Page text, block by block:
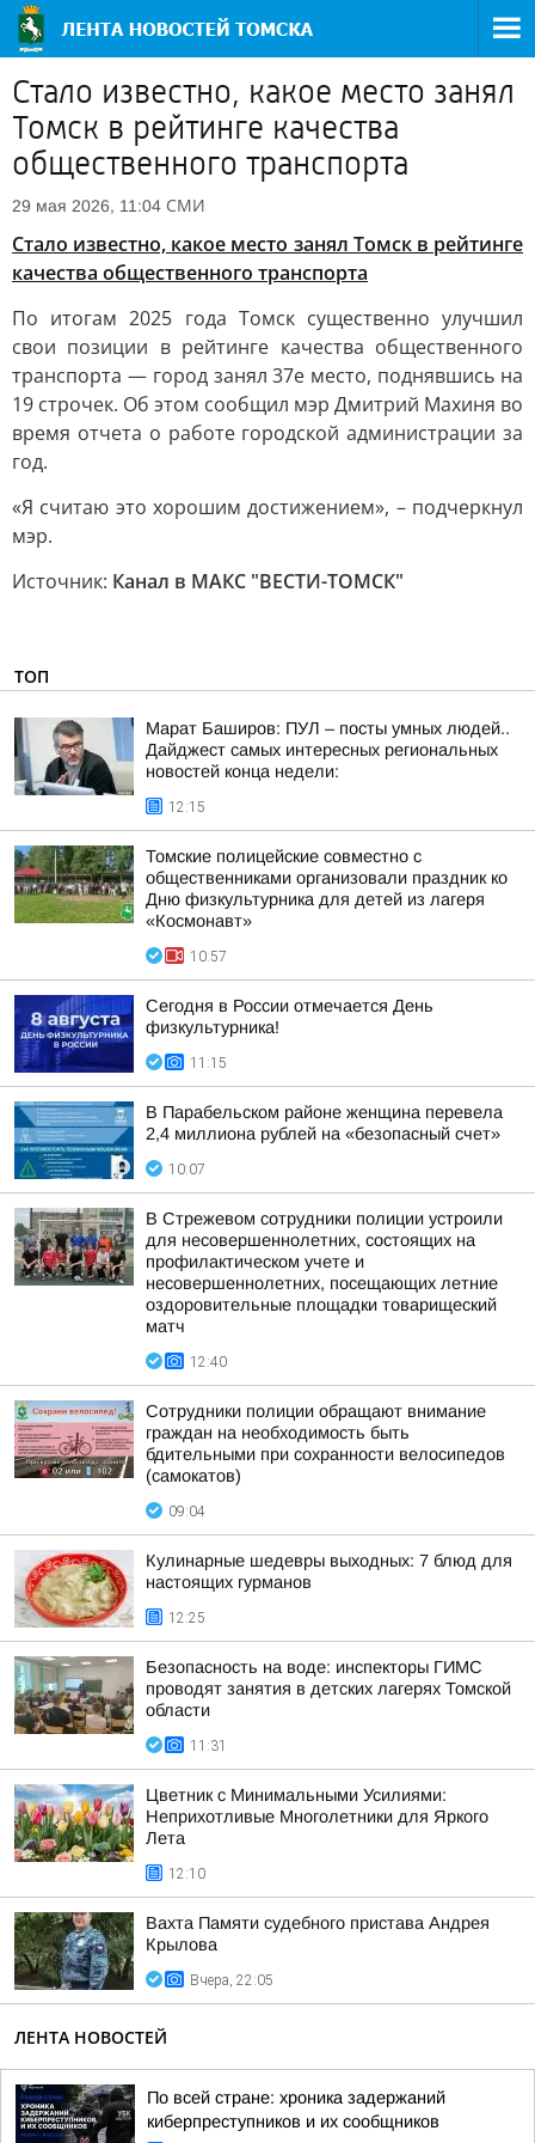
Стало известно, какое место занял
Томск в рейтинге качества
общественного транспорта
29 мая 2026, 11:04 СМИ
Стало известно, какое место занял Томск в рейтинге
качества общественного транспорта
По итогам 2025 года Томск существенно улучшил
свои позиции в рейтинге качества общественного
транспорта — город занял 37е место, поднявшись на
19 строчек. Об этом сообщил мэр Дмитрий Махиня во
время отчета о работе городской администрации за
год.
«Я считаю это хорошим достижением», – подчеркнул
мэр.
Источник: Канал в МАКС "ВЕСТИ-ТОМСК"
ТОП
Марат Баширов: ПУЛ – посты умных людей..
Дайджест самых интересных региональных
новостей конца недели:
12:15
Томские полицейские совместно с
общественниками организовали праздник ко
Дню физкультурника для детей из лагеря
«Космонавт»
10:57
Сегодня в России отмечается День
физкультурника!
11:15
В Парабельском районе женщина перевела
2,4 миллиона рублей на «безопасный счет»
10:07
В Стрежевом сотрудники полиции устроили
для несовершеннолетних, состоящих на
профилактическом учете и
несовершеннолетних, посещающих летние
оздоровительные площадки товарищеский
матч
12:40
Сотрудники полиции обращают внимание
граждан на необходимость быть
бдительными при сохранности велосипедов
(самокатов)
09:04
Кулинарные шедевры выходных: 7 блюд для
настоящих гурманов
12:25
Безопасность на воде: инспекторы ГИМС
проводят занятия в детских лагерях Томской
области
11:31
Цветник с Минимальными Усилиями:
Неприхотливые Многолетники для Яркого
Лета
12:10
Вахта Памяти судебного пристава Андрея
Крылова
Вчера, 22:05
ЛЕНТА НОВОСТЕЙ
По всей стране: хроника задержаний
киберпреступников и их сообщников